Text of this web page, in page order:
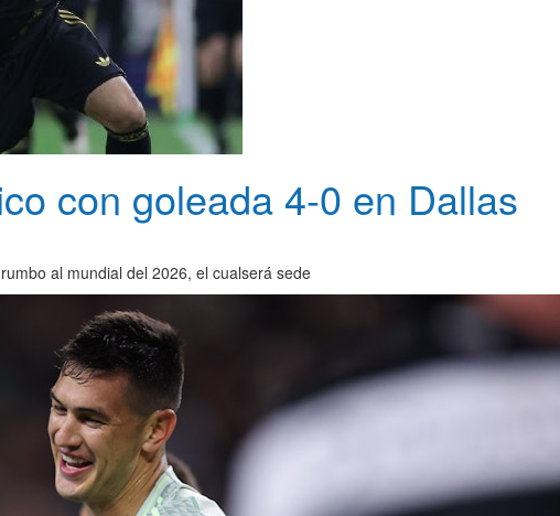
con goleada 4-0 en Dallas
al mundial del 2026, el cualserá sede